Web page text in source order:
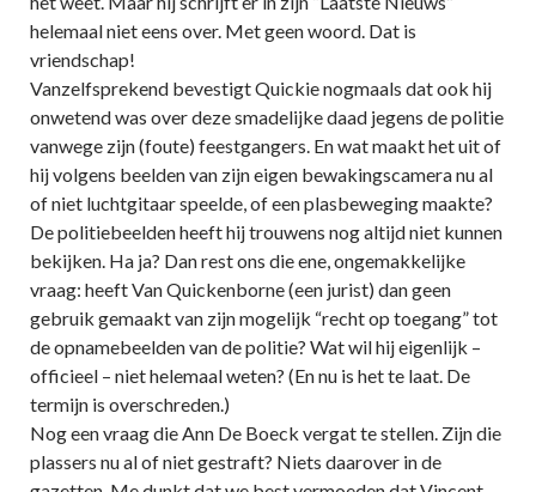
helemaal niet eens over. Met geen woord. Dat is
vriendschap!
Vanzelfsprekend bevestigt Quickie nogmaals dat ook hij
onwetend was over deze smadelijke daad jegens de politie
vanwege zijn (foute) feestgangers. En wat maakt het uit of
hij volgens beelden van zijn eigen bewakingscamera nu al
of niet luchtgitaar speelde, of een plasbeweging maakte?
De politiebeelden heeft hij trouwens nog altijd niet kunnen
bekijken. Ha ja? Dan rest ons die ene, ongemakkelijke
vraag: heeft Van Quickenborne (een jurist) dan geen
gebruik gemaakt van zijn mogelijk “recht op toegang” tot
de opnamebeelden van de politie? Wat wil hij eigenlijk –
officieel – niet helemaal weten? (En nu is het te laat. De
termijn is overschreden.)
Nog een vraag die Ann De Boeck vergat te stellen. Zijn die
plassers nu al of niet gestraft? Niets daarover in de